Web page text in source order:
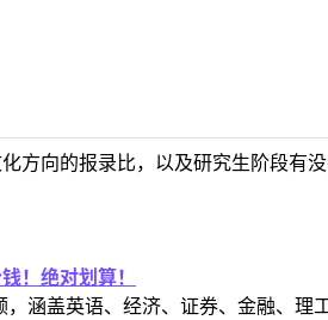
方向的报录比，以及研究生阶段有
！绝对划算！
涵盖英语、经济、证券、金融、理